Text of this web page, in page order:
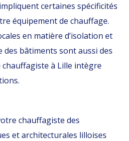
certaines spécificités
équipement de chauffage.
en matière d’isolation et
des bâtiments sont aussi des
à Lille intègre
chauffagiste des
et architecturales lilloises